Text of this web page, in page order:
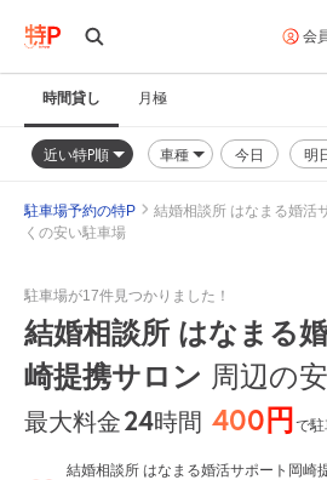
会
時間貸し 月極
近い特P順 車種 今日 明
駐車場予約の特P
結婚相談所 はなまる婚活
くの安い駐車場
駐車場が17件見つかりました！
結婚相談所 はなまる
崎提携サロン 周辺の
最大料金24時間 400円で
結婚相談所 はなまる婚活サポート岡崎